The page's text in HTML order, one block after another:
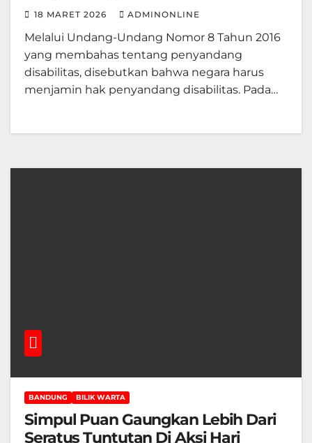
18 MARET 2026 ADMINONLINE
Melalui Undang-Undang Nomor 8 Tahun 2016
yang membahas tentang penyandang
disabilitas, disebutkan bahwa negara harus
menjamin hak penyandang disabilitas. Pada…
BANDUNG BILIK WARTA
Simpul Puan Gaungkan Lebih Dari
Seratus Tuntutan Di Aksi Hari